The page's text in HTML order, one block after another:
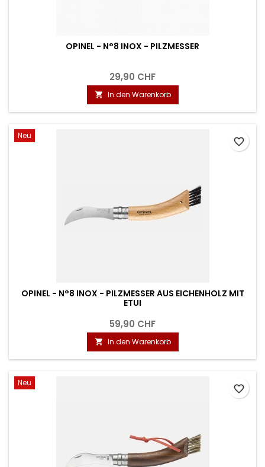
OPINEL - N°8 INOX - PILZMESSER
29,90 CHF
 In den Warenkorb
Neu
OPINEL - N°8 INOX - PILZMESSER AUS EICHENHOLZ MIT
ETUI
59,90 CHF
 In den Warenkorb
favorite_border
Neu
favorite_border